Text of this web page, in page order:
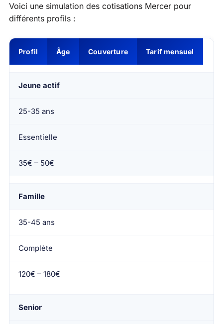
Voici une simulation des cotisations Mercer pour
différents profils :
Profil Âge Couverture Tarif mensuel
Jeune actif
25-35 ans
Essentielle
35€ – 50€
Famille
35-45 ans
Complète
120€ – 180€
Senior